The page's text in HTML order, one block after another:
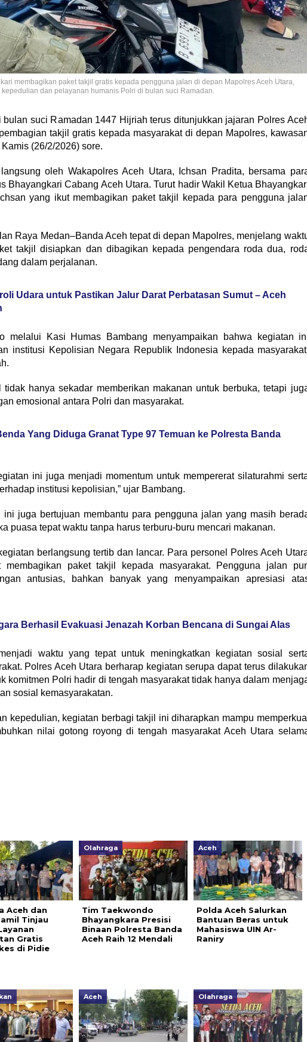
membagikan paket takjil gratis kepada pengguna jalan di depan Mapolres Aceh Utara,
dan pelayanan humanis Polri di bulan suci Ramadan.
suci Ramadan 1447 Hijriah terus ditunjukkan jajaran Polres
takjil gratis kepada masyarakat di depan Mapolres,
(26/2/2026) sore.
oleh Wakapolres Aceh Utara, Ichsan Pradita, bersama
Bhayangkari Cabang Aceh Utara. Turut hadir Wakil Ketua
yang ikut membagikan paket takjil kepada para pengguna
Raya Medan–Banda Aceh tepat di depan Mapolres, menjelang
takjil disiapkan dan dibagikan kepada pengendara roda dua,
dalam perjalanan.
Udara untuk Pastikan Jalur Darat Perbatasan Sumut – Aceh
melalui Kasi Humas Bambang menyampaikan bahwa kegiatan
institusi Kepolisian Negara Republik Indonesia kepada
tidak hanya sekadar memberikan makanan untuk berbuka, tetapi
emosional antara Polri dan masyarakat.
Yang Diduga Granat Type 97 Temuan ke Polresta Banda
ini juga menjadi momentum untuk mempererat silaturahmi
institusi kepolisian,” ujar Bambang.
ini juga bertujuan membantu para pengguna jalan yang masih
puasa tepat waktu tanpa harus terburu-buru mencari makanan.
berlangsung tertib dan lancar. Para personel Polres Aceh
paket takjil kepada masyarakat. Pengguna jalan
antusias, bahkan banyak yang menyampaikan apresiasi
Berhasil Evakuasi Jenazah Korban Bencana di Sungai Alas
waktu yang tepat untuk meningkatkan kegiatan sosial
Polres Aceh Utara berharap kegiatan serupa dapat terus
komitmen Polri hadir di tengah masyarakat tidak hanya dalam
sosial kemasyarakatan.
kepedulian, kegiatan berbagi takjil ini diharapkan mampu
nilai gotong royong di tengah masyarakat Aceh Utara
Aceh dan
Tinjau
Gratis
di Pidie
Olahraga
Tim Taekwondo
Bhayangkara Presisi
Binaan Polresta Banda
Aceh Raih 12 Mendali
Aceh
Polda Aceh Salurkan
Bantuan Beras untuk
Mahasiswa UIN Ar-
Raniry
Aceh Olahraga